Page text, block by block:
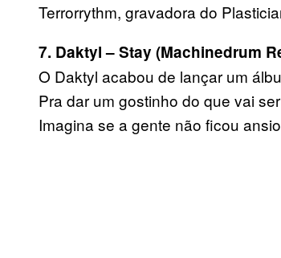
Terrorrythm, gravadora do
7. Daktyl – Stay (Machinedrum
O Daktyl acabou de lançar um
Pra dar um gostinho do que vai
Imagina se a gente não ficou